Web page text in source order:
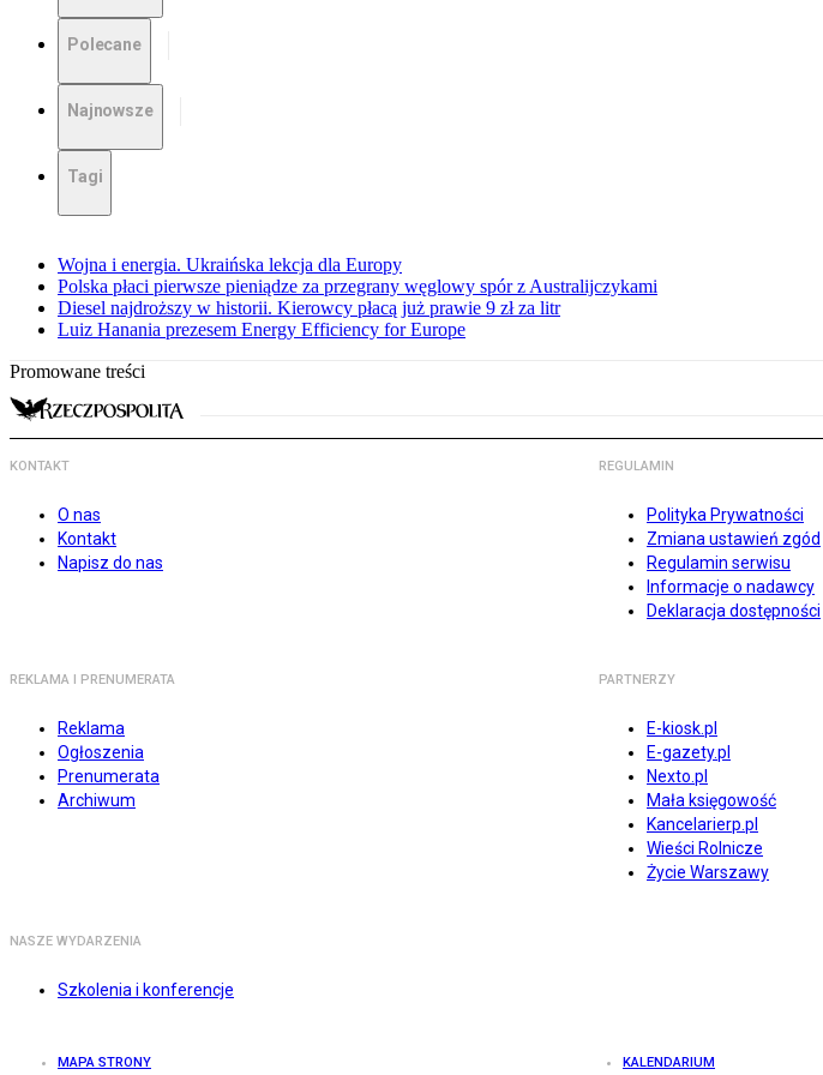
Polecane
Najnowsze
Tagi
Wojna i energia. Ukraińska lekcja dla Europy
Polska płaci pierwsze pieniądze za przegrany węglowy spór z Australijczykami
Diesel najdroższy w historii. Kierowcy płacą już prawie 9 zł za litr
Luiz Hanania prezesem Energy Efficiency for Europe
Promowane treści
KONTAKT
O nas
Kontakt
Napisz do nas
REGULAMIN
Polityka Prywatności
Zmiana ustawień zgód
Regulamin serwisu
Informacje o nadawcy
Deklaracja dostępności
REKLAMA I PRENUMERATA
Reklama
Ogłoszenia
Prenumerata
Archiwum
PARTNERZY
E-kiosk.pl
E-gazety.pl
Nexto.pl
Mała księgowość
Kancelarierp.pl
Wieści Rolnicze
Życie Warszawy
NASZE WYDARZENIA
Szkolenia i konferencje
MAPA STRONY KALENDARIUM